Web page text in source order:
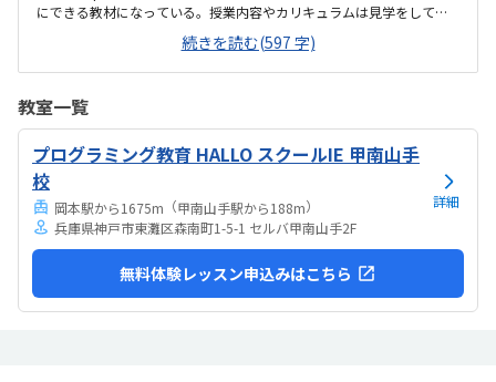
にできる教材になっている。授業内容やカリキュラムは見学をしてい
ないので子供の話だが、積極的に講師が教えていないみたい。月1回は
プログラミングで作ったものを発表すると聞いていたが、実施してな
いみたい。駅からは徒歩ですぐ来れる距離で、一本道だから迷うこと
は路上駐車になります。駐輪スペースはあるので子供一人でも近い人
なら行けると思います。奥の方まで覗いたことはないので詳しくはわ
からないが、入り口や教室の内装は奇麗だと思います。気軽に入りや
すい感じがします。ひとそれぞれになってしまい...
続きを読む(597 字)
教室一覧
プログラミング教育 HALLO スクールIE 甲南山手
校
岡本駅から1675m （甲南山手駅から188m）
兵庫県神戸市東灘区森南町1-5-1 セルバ甲南山手2F
詳細
無料体験レッスン申込みはこちら